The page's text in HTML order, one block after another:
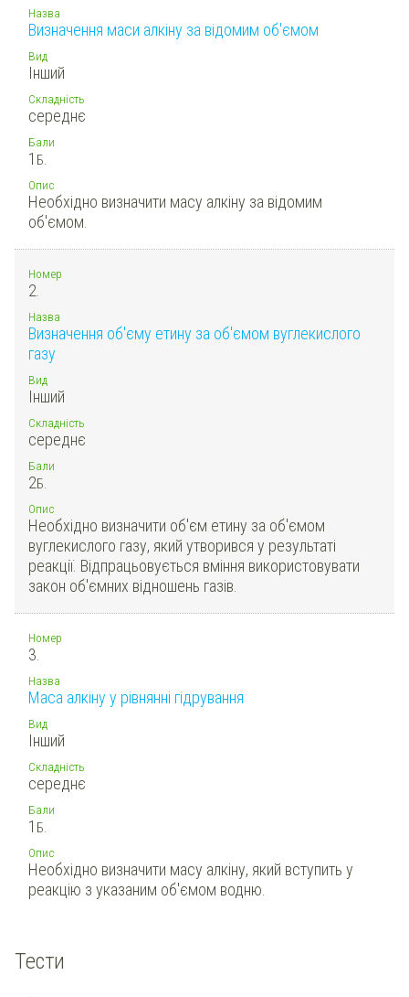
Назва
Визначення маси алкіну за відомим об'ємом
Вид
Інший
Складність
середнє
Бали
1 Б.
Опис
Необхідно визначити масу алкіну за відомим
об'ємом.
Номер
2.
Назва
Визначення об'єму етину за об'ємом вуглекислого
газу
Вид
Інший
Складність
середнє
Бали
2Б.
Опис
Необхідно визначити об'єм етину за об'ємом
вуглекислого газу, який утворився у результаті
реакції. Відпрацьовується вміння використовувати
закон об'ємних відношень газів.
Номер
3.
Назва
Маса алкіну у рівнянні гідрування
Вид
Інший
Складність
середнє
Бали
1 Б.
Опис
Необхідно визначити масу алкіну, який вступить у
реакцію з указаним об'ємом водню.
Тести